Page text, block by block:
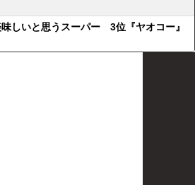
味しいと思うスーパー 3位『ヤオコー』